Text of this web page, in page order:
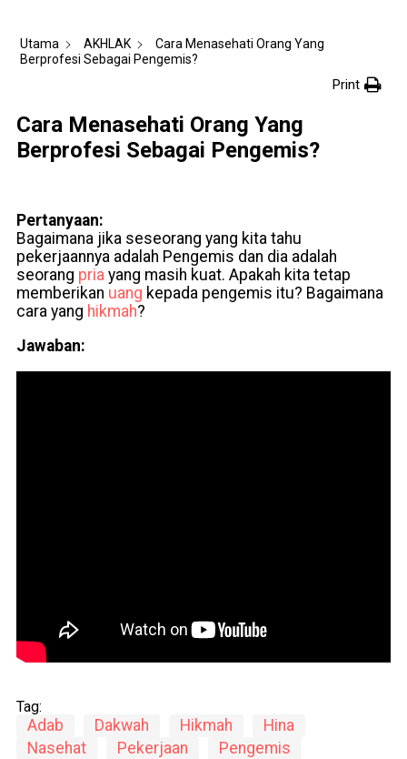
Utama AKHLAK
Cara Menasehati Orang Yang
Berprofesi Sebagai Pengemis?
Print
Cara Menasehati Orang Yang
Berprofesi Sebagai Pengemis?
Pertanyaan:
Bagaimana jika seseorang yang kita tahu
pekerjaannya adalah Pengemis dan dia adalah
seorang priayang masih kuat. Apakah kita tetap
memberikan uang kepada pengemis itu? Bagaimana
cara yang hikmah?
Jawaban:
Tag:
Adab Dakwah Hikmah
Hina
Nasehat
Pekerjaan
Pengemis